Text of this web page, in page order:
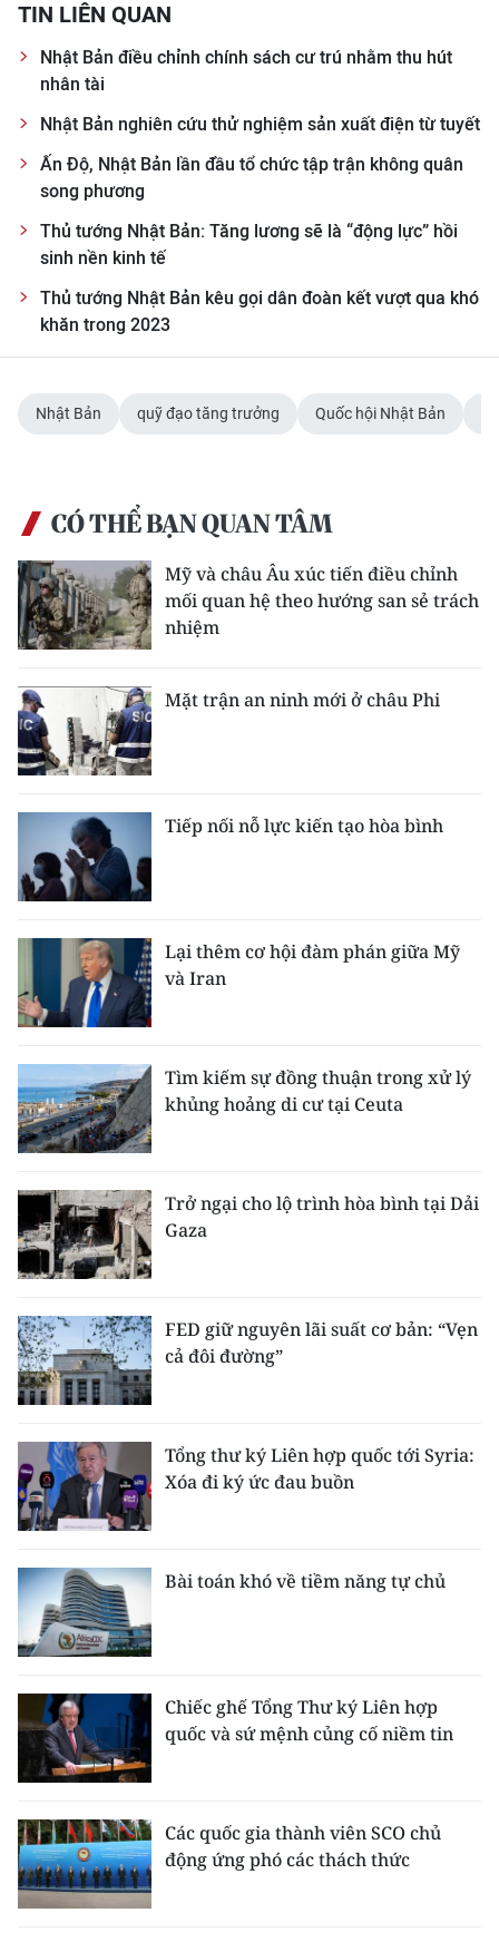
TIN LIÊN QUAN
Nhật Bản điều chỉnh chính sách cư trú nhằm thu hút
nhân tài
Nhật Bản nghiên cứu thử nghiệm sản xuất điện từ tuyết
Ấn Độ, Nhật Bản lần đầu tổ chức tập trận không quân
song phương
Thủ tướng Nhật Bản: Tăng lương sẽ là “động lực” hồi
sinh nền kinh tế
Thủ tướng Nhật Bản kêu gọi dân đoàn kết vượt qua khó
khăn trong 2023
Nhật Bản quỹ đạo tăng trưởng Quốc hội Nhật Bản
CÓ THỂ BẠN QUAN TÂM
Mỹ và châu Âu xúc tiến điều chỉnh
mối quan hệ theo hướng san sẻ trách
nhiệm
Mặt trận an ninh mới ở châu Phi
Tiếp nối nỗ lực kiến tạo hòa bình
Lại thêm cơ hội đàm phán giữa Mỹ
và Iran
Tìm kiếm sự đồng thuận trong xử lý
khủng hoảng di cư tại Ceuta
Trở ngại cho lộ trình hòa bình tại Dải
Gaza
FED giữ nguyên lãi suất cơ bản: “Vẹn
cả đôi đường”
Tổng thư ký Liên hợp quốc tới Syria:
Xóa đi ký ức đau buồn
Bài toán khó về tiềm năng tự chủ
Chiếc ghế Tổng Thư ký Liên hợp
quốc và sứ mệnh củng cố niềm tin
Các quốc gia thành viên SCO chủ
động ứng phó các thách thức